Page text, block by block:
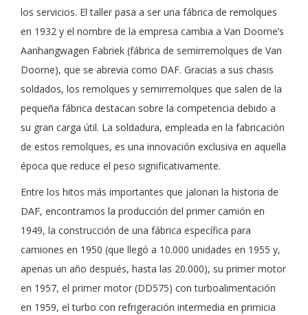
los servicios. El taller pasa a ser una fábrica de remolques
en 1932 y el nombre de la empresa cambia a Van Doorne’s
Aanhangwagen Fabriek (fábrica de semirremolques de Van
Doorne), que se abrevia como DAF. Gracias a sus chasis
soldados, los remolques y semirremolques que salen de la
pequeña fábrica destacan sobre la competencia debido a
su gran carga útil. La soldadura, empleada en la fabricación
de estos remolques, es una innovación exclusiva en aquella
época que reduce el peso significativamente.
Entre los hitos más importantes que jalonan la historia de
DAF, encontramos la producción del primer camión en
1949, la construcción de una fábrica específica para
camiones en 1950 (que llegó a 10.000 unidades en 1955 y,
apenas un año después, hasta las 20.000), su primer motor
en 1957, el primer motor (DD575) con turboalimentación
en 1959, el turbo con refrigeración intermedia en primicia